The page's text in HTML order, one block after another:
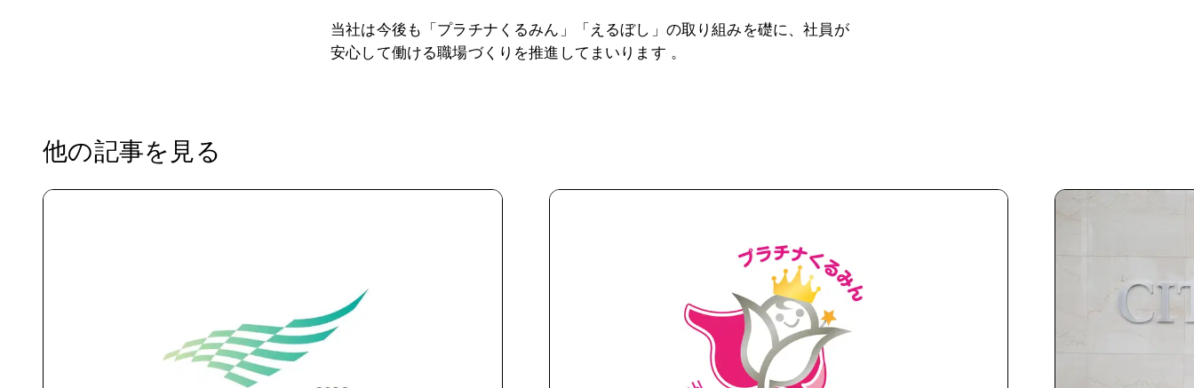
当社は今後も「プラチナくるみん」「えるぼし」の取り組みを礎に、社員が
安心して働ける職場づくりを推進してまいります 。
他の記事を見る